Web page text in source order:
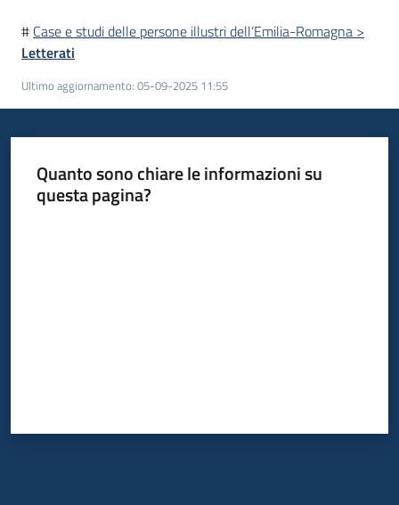
Seguici
su
# Case e studi delle persone illustri dell’Emilia-Romagna >
Letterati
Ultimo aggiornamento: 05-09-2025 11:55
Quanto sono chiare le informazioni su
questa pagina?